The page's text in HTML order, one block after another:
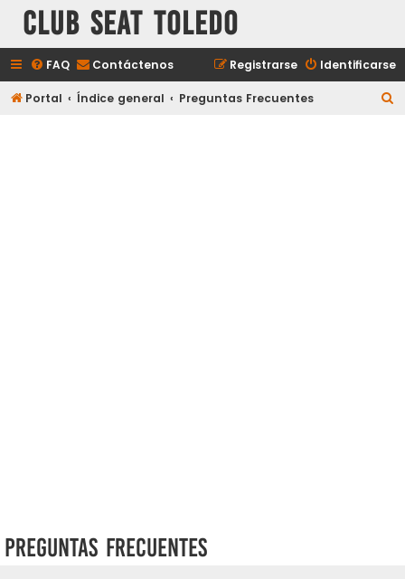
Club Seat Toledo
FAQ Contáctenos Identificarse
Registrarse
Portal Índice general Preguntas Frecuentes
Preguntas Frecuentes